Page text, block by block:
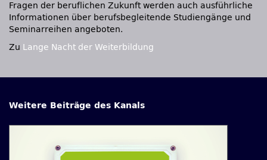
Fragen der beruflichen Zukunft werden auch ausführliche
Informationen über berufsbegleitende Studiengänge und
Seminarreihen angeboten.
Zu Lange Nacht der Weiterbildung
Weitere Beiträge des Kanals